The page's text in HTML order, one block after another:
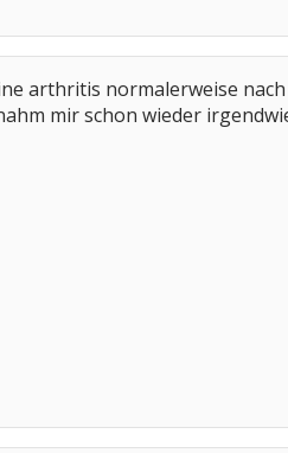
arthritis normalerweise
mir schon wieder